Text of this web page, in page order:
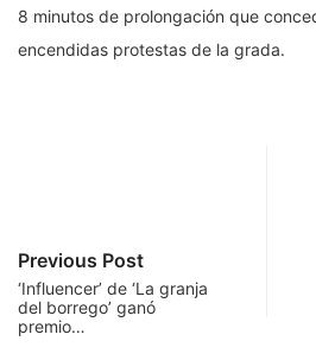
8 minutos de prolongación que
encendidas protestas de la grada.
Previous Post
‘Influencer’ de ‘La granja
del borrego’ ganó
premio…